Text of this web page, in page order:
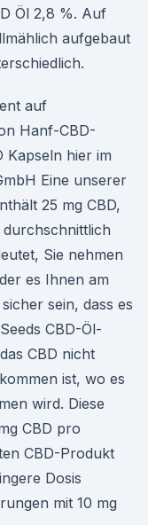
Öl 2,8 %. Auf
aufgebaut
auf
Hanf-CBD-
Kapseln hier im
Eine unserer
25 mg CBD,
Sie nehmen
es Ihnen am
sein, dass es
CBD-Öl-
CBD nicht
ist, wo es
wird. Diese
CBD pro
CBD-Produkt
Dosis
mit 10 mg